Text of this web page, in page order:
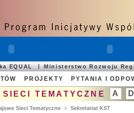
EQUAL Ministerstwo Rozwoju
PROJEKTY PYTANIA I
SIECI TEMATYCZNE A D
Sieci Tematyczne > Sekretariat KST